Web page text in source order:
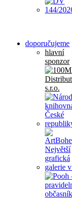
doporučujeme
hlavní
sponzor